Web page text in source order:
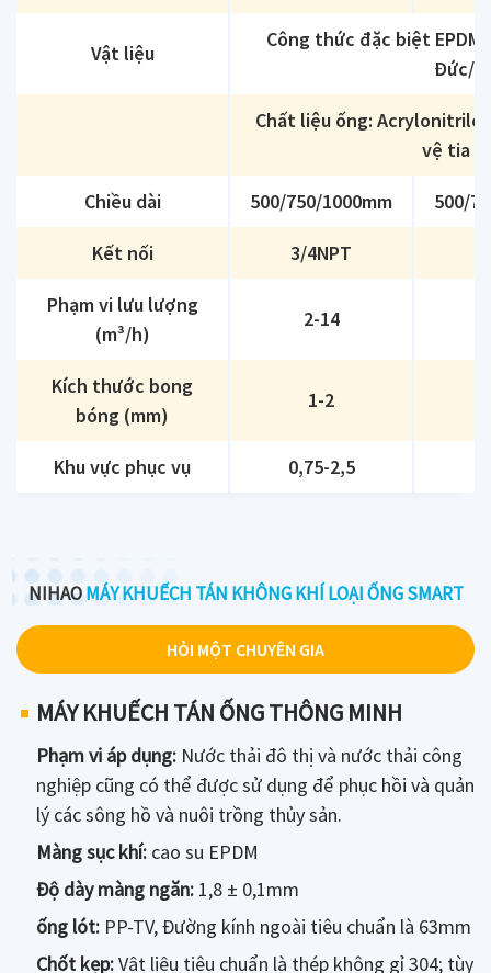
Vật liệu
Công thức đặc biệt
Đức/
Chất liệu ống:
vệ tia
Chiều dài 500/750/1000mm 500/
Kết nối 3/4NPT
Phạm vi lưu lượng
(m³/h)
2-14
Kích thước bong
bóng (mm)
1-2
Khu vực phục vụ 0,75-2,5
NIHAOMÁY KHUẾCH TÁN KHÔNG KHÍ LOẠI ỐNG SMART
HỎI MỘT CHUYÊN GIA
MÁY KHUẾCH TÁN ỐNG THÔNG MINH
Phạm vi áp dụng:Nước thải đô thị và nước thải công
nghiệp cũng có thể được sử dụng để phục hồi và quản
lý các sông hồ và nuôi trồng thủy sản.
Màng sục khí: cao su EPDM
Độ dày màng ngăn: 1,8 ± 0,1mm
ống lót: PP-TV, Đường kính ngoài tiêu chuẩn là 63mm
Chốt kẹp:Vật liệu tiêu chuẩn là thép không gỉ 304; tùy